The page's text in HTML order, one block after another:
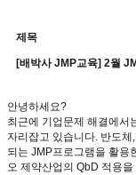
제목
[배박사 JMP교육] 2월
안녕하세요?
최근에 기업문제 해결에서
자리잡고 있습니다. 반도체 ,
되는 JMP프로그램을 활용
오 제약산업의 QbD 적용